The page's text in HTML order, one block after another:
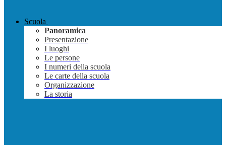
Scuola
Panoramica
Presentazione
I luoghi
Le persone
I numeri della scuola
Le carte della scuola
Organizzazione
La storia